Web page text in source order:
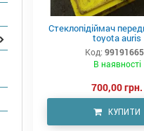
Стеклопідіймач
toyota auris
Код:
В наявності
700,00 грн.
КУПИТИ